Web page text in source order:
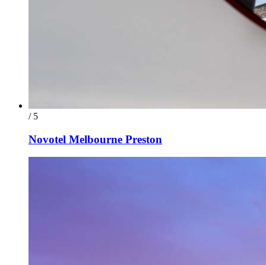
/ 5
Novotel Melbourne Preston